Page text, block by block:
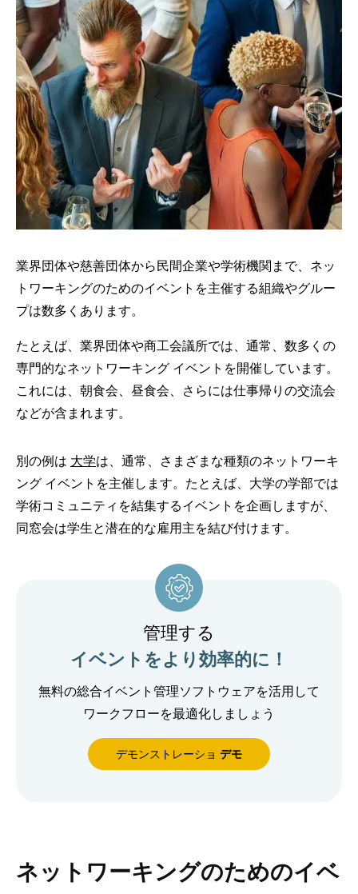
業界団体や慈善団体から民間企業や学術機関まで、ネッ
トワーキングのためのイベントを主催する組織やグルー
プは数多くあります。
たとえば、業界団体や商工会議所では、通常、数多くの
専門的なネットワーキング イベントを開催しています。
これには、朝食会、昼食会、さらには仕事帰りの交流会
などが含まれます。
別の例は 大学は、通常、さまざまな種類のネットワーキ
ング イベントを主催します。たとえば、大学の学部では
学術コミュニティを結集するイベントを企画しますが、
同窓会は学生と潜在的な雇用主を結び付けます。
管理する
イベントをより効率的に！
無料の総合イベント管理ソフトウェアを活用して
ワークフローを最適化しましょう
デモンストレーショ デモ
ネットワーキングのためのイベ